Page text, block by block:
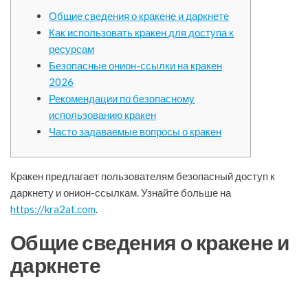
Общие сведения о кракене и даркнете
Как использовать кракен для доступа к
ресурсам
Безопасные онион-ссылки на кракен
2026
Рекомендации по безопасному
использованию кракен
Часто задаваемые вопросы о кракен
Кракен предлагает пользователям безопасный доступ к
даркнету и онион-ссылкам. Узнайте больше на
https://kra2at.com.
Общие сведения о кракене и
даркнете